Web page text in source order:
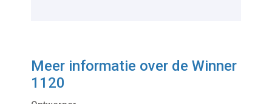
Meer informatie over deWinner
1120